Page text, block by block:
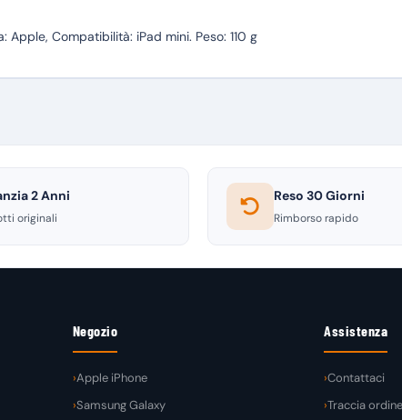
Compatibilità: iPad mini. Peso: 110 g
2 Anni
originali
Reso 30 Giorni
Rimborso rapido
Negozio
Apple iPhone
Samsung Galaxy
Assistenza
Contattaci
Traccia